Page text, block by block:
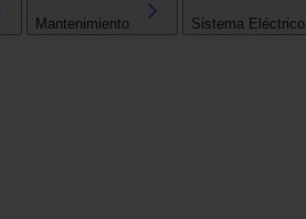
Mantenimiento Sistema Eléctrico